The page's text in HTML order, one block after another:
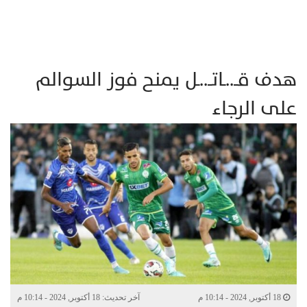
هدف قــ..ـاتــ..ـل يمنح فوز السوالم
على الرجاء
آخر تحديث: 18 أكتوبر, 2024 - 10:14 م